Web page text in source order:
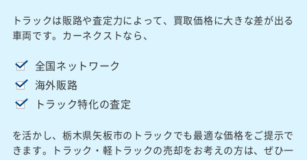
トラックは販路や査定力によって、買取価格に大きな差が出る
車両です。カーネクストなら、
全国ネットワーク
海外販路
トラック特化の査定
を活かし、栃木県矢板市のトラックでも最適な価格をご提示で
きます。トラック・軽トラックの売却をお考えの方は、ぜひ一